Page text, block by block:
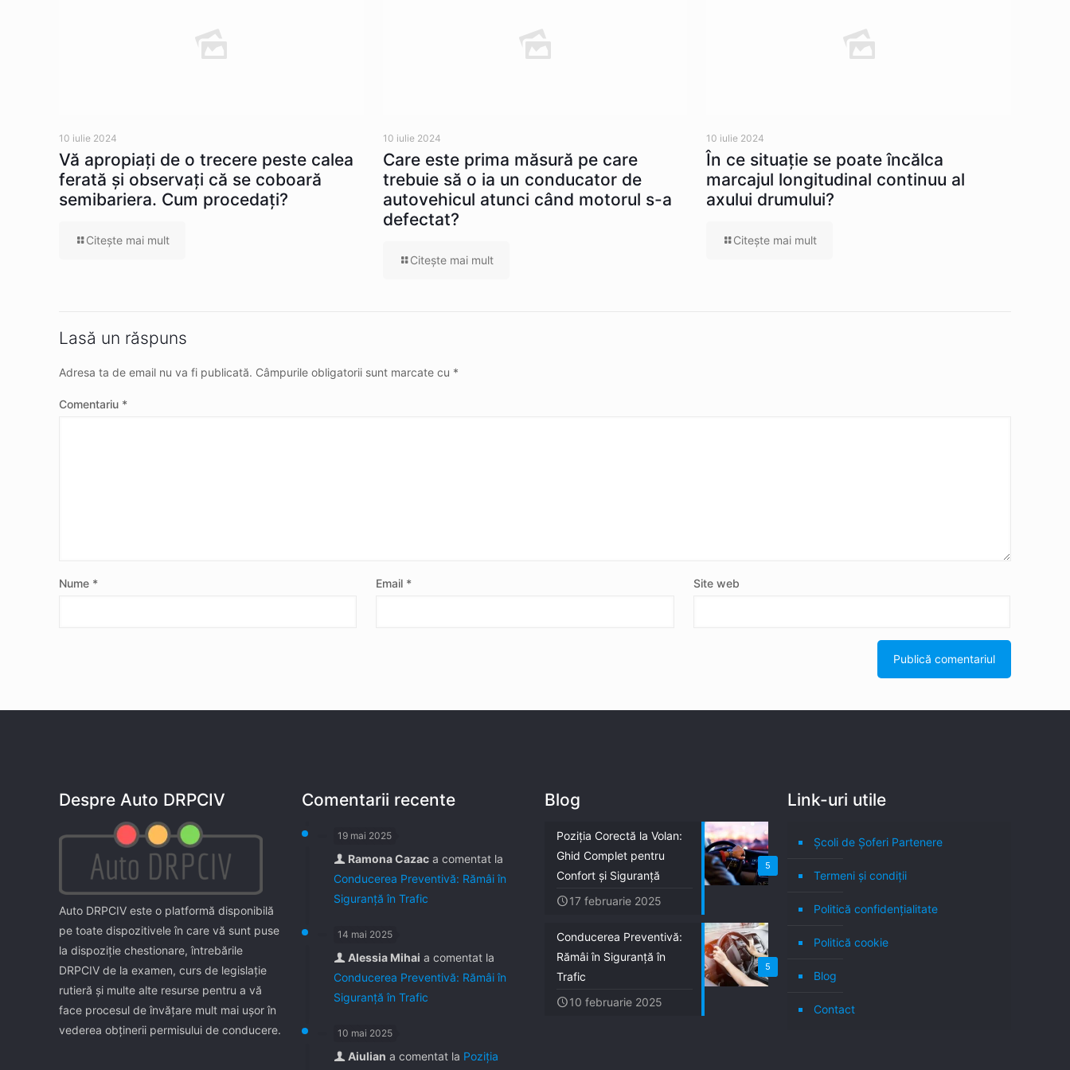
10 iulie 2024
Vă apropiaţi de o trecere peste calea
ferată şi observaţi că se coboară
semibariera. Cum procedaţi?
Citeşte mai mult
10 iulie 2024
Care este prima măsură pe care
trebuie să o ia un conducator de
autovehicul atunci când motorul s-a
defectat?
Citeşte mai mult
10 iulie 2024
În ce situaţie se poate încălca
marcajul longitudinal continuu al
axului drumului?
Citeşte mai mult
Lasă un răspuns
Adresa ta de email nu va fi publicată. Câmpurile obligatorii sunt marcate cu *
Comentariu *
Nume * Email * Site web
Despre Auto DRPCIV
Auto DRPCIV este o platformă disponibilă
pe toate dispozitivele în care vă sunt puse
la dispoziţie chestionare, întrebările
DRPCIV de la examen, curs de legislaţie
rutieră şi multe alte resurse pentru a vă
face procesul de învăţare mult mai uşor în
vederea obţinerii permisului de conducere.
Comentarii recente
19 mai 2025
Ramona Cazac a comentat la
Conducerea Preventivă: Rămâi în
Siguranță în Trafic
14 mai 2025
Alessia Mihai a comentat la
Conducerea Preventivă: Rămâi în
Siguranță în Trafic
10 mai 2025
Aiulian a comentat la Poziția
Blog
5
Poziția Corectă la Volan:
Ghid Complet pentru
Confort și Siguranță
17 februarie 2025
5
Conducerea Preventivă:
Rămâi în Siguranță în
Trafic
10 februarie 2025
Link-uri utile
Școli de Șoferi Partenere
Termeni şi condiţii
Politică confidenţialitate
Politică cookie
Blog
Contact